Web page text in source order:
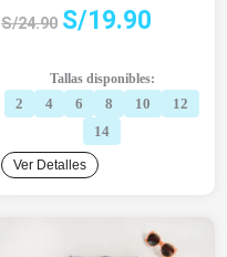
S/24.90
El
era:
S/24.90.
S/19.90
es:
S/19.90.
Tallas disponibles:
2 4 6 8 10
12
14
Ver Detalles